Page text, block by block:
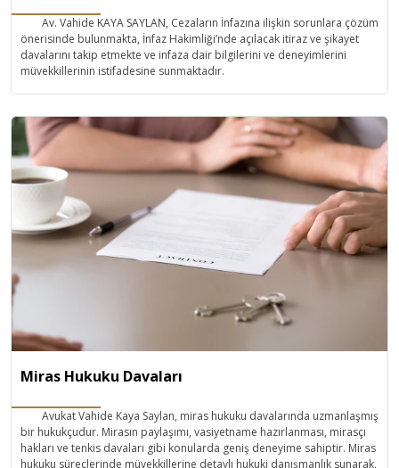
Av. Vahide KAYA SAYLAN, Cezaların İnfazına ilişkin sorunlara çözüm
önerisinde bulunmakta, İnfaz Hakimliği’nde açılacak itiraz ve şikayet
davalarını takip etmekte ve infaza dair bilgilerini ve deneyimlerini
müvekkillerinin istifadesine sunmaktadır.
Miras Hukuku Davaları
Avukat Vahide Kaya Saylan, miras hukuku davalarında uzmanlaşmış
bir hukukçudur. Mirasın paylaşımı, vasiyetname hazırlanması, mirasçı
hakları ve tenkis davaları gibi konularda geniş deneyime sahiptir. Miras
hukuku süreçlerinde müvekkillerine detaylı hukuki danışmanlık sunarak,